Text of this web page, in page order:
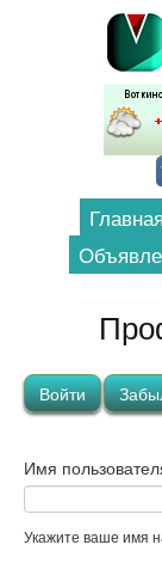
Перейти к
Главная
Главные
Войти
Имя
Укажите ваше имя